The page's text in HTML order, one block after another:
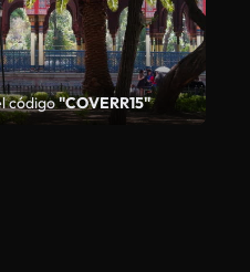
código"COVERR15"